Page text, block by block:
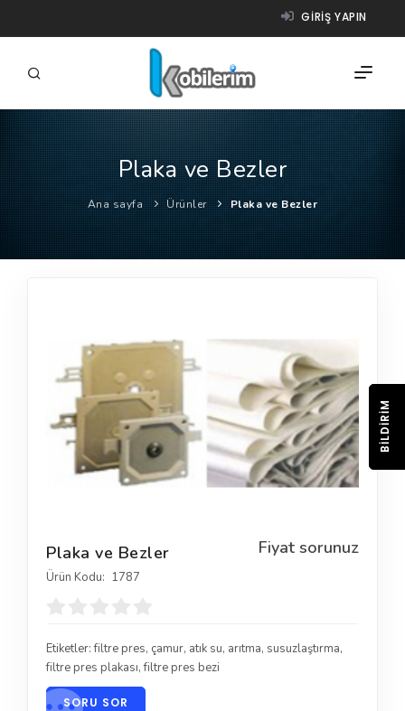
GIRIŞ YAPIN
FIRMALAR
ÜRÜNLER
NASIL ÇALIŞIR?
Plaka ve Bezler
Ana sayfa Ürünler Plaka ve Bezler
Fiyat sorunuz
Plaka ve Bezler
Ürün Kodu: 1787
Etiketler:filtre pres, çamur, atık su, arıtma, susuzlaştırma,
filtre pres plakası,filtre pres bezi
SORU SOR
BILDIRIM